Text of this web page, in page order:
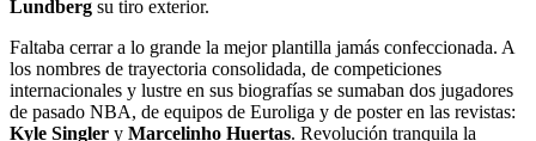
Lundberg su tiro exterior.
Faltaba cerrar a lo grande la mejor plantilla jamás confeccionada. A
los nombres de trayectoria consolidada, de competiciones
internacionales y lustre en sus biografías se sumaban dos jugadores
de pasado NBA, de equipos de Euroliga y de poster en las revistas:
Kyle Singler y Marcelinho Huertas. Revolución tranquila la